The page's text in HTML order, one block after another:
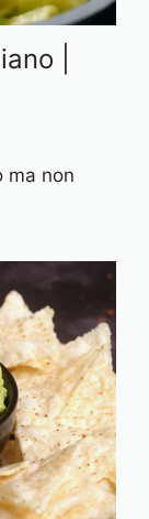
|
ma non